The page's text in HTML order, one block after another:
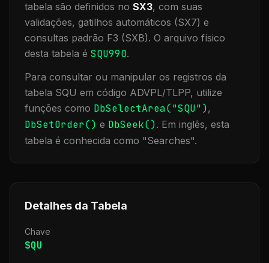
tabela são definidos no SX3, com suas
validações, gatilhos automáticos (SX7) e
consultas padrão F3 (SXB). O arquivo físico
desta tabela é SQU990.
Para consultar ou manipular os registros da
tabela SQU em código ADVPL/TLPP, utilize
funções como DbSelectArea("SQU"),
DbSetOrder() e DbSeek(). Em inglês, esta
tabela é conhecida como "Searches".
Detalhes da Tabela
Chave
SQU